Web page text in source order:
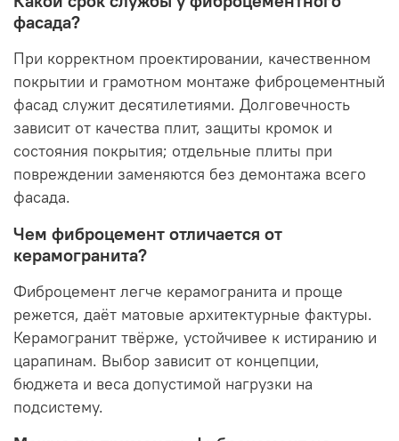
фасада?
При корректном проектировании, качественном
покрытии и грамотном монтаже фиброцементный
фасад служит десятилетиями. Долговечность
зависит от качества плит, защиты кромок и
состояния покрытия; отдельные плиты при
повреждении заменяются без демонтажа всего
фасада.
Чем фиброцемент отличается от
керамогранита?
Фиброцемент легче керамогранита и проще
режется, даёт матовые архитектурные фактуры.
Керамогранит твёрже, устойчивее к истиранию и
царапинам. Выбор зависит от концепции,
бюджета и веса допустимой нагрузки на
подсистему.